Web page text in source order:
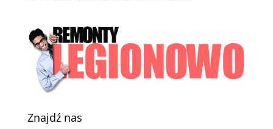
Znajdź nas